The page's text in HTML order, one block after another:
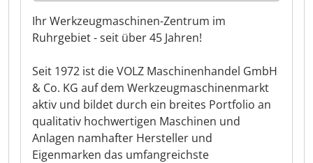
Ihr Werkzeugmaschinen-Zentrum im
Ruhrgebiet - seit über 45 Jahren!
Seit 1972 ist die VOLZ Maschinenhandel GmbH
& Co. KG auf dem Werkzeugmaschinenmarkt
aktiv und bildet durch ein breites Portfolio an
qualitativ hochwertigen Maschinen und
Anlagen namhafter Hersteller und
Eigenmarken das umfangreichste